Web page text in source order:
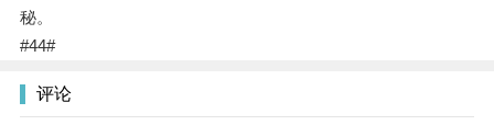
秘。
#44#
评论